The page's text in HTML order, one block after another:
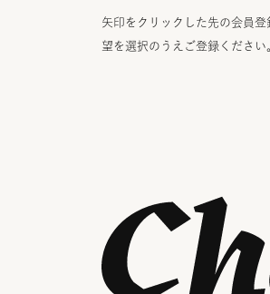
矢印をクリックした先の会員
望を選択のうえご登録ください